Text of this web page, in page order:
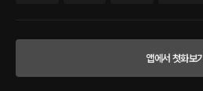
에 긴장이 되어 옷을 벗는 손이 저절로 떨렸다.
앱에서 첫화보기